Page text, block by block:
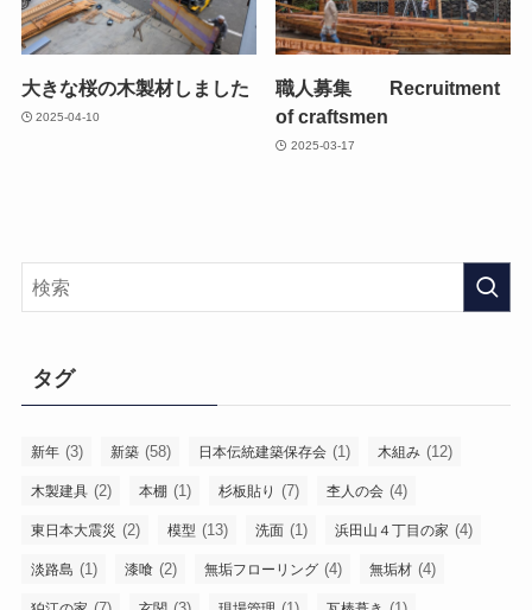
大きな桜の木製材しました
2025-04-10
職人募集 Recruitment
of craftsmen
2025-03-17
タグ
新年 (3) 新築 (58) 日本伝統建築保存会 (1) 木組み (12)
木製建具 (2) 本棚 (1) 杉板貼り (7) 杢人の会 (4)
東日本大震災 (2) 模型 (13) 洗面 (1) 浜田山４丁目の家 (4)
淡路島 (1) 漆喰 (2) 無垢フローリング (4) 無垢材 (4)